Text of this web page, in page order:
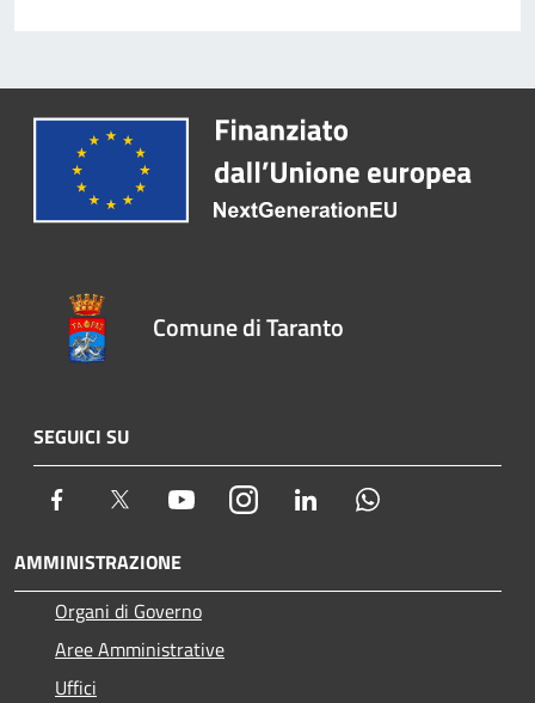
Comune di Taranto
SEGUICI SU
Facebook Twitter YoutubeInstagram LinkedIn
AMMINISTRAZIONE
Organi di Governo
Aree Amministrative
Uffici